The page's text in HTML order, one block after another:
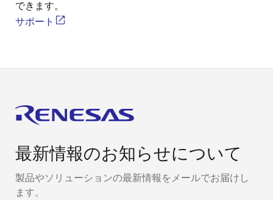
できます。
サポート
最新情報のお知らせについて
製品やソリューションの最新情報をメールでお届けし
ます。